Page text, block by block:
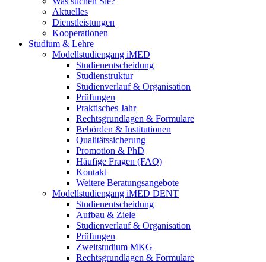
Aktuelles
Dienstleistungen
Kooperationen
Studium & Lehre
Modellstudiengang iMED
Studienentscheidung
Studienstruktur
Studienverlauf & Organisation
Prüfungen
Praktisches Jahr
Rechtsgrundlagen & Formulare
Behörden & Institutionen
Qualitätssicherung
Promotion & PhD
Häufige Fragen (FAQ)
Kontakt
Weitere Beratungsangebote
Modellstudiengang iMED DENT
Studienentscheidung
Aufbau & Ziele
Studienverlauf & Organisation
Prüfungen
Zweitstudium MKG
Rechtsgrundlagen & Formulare